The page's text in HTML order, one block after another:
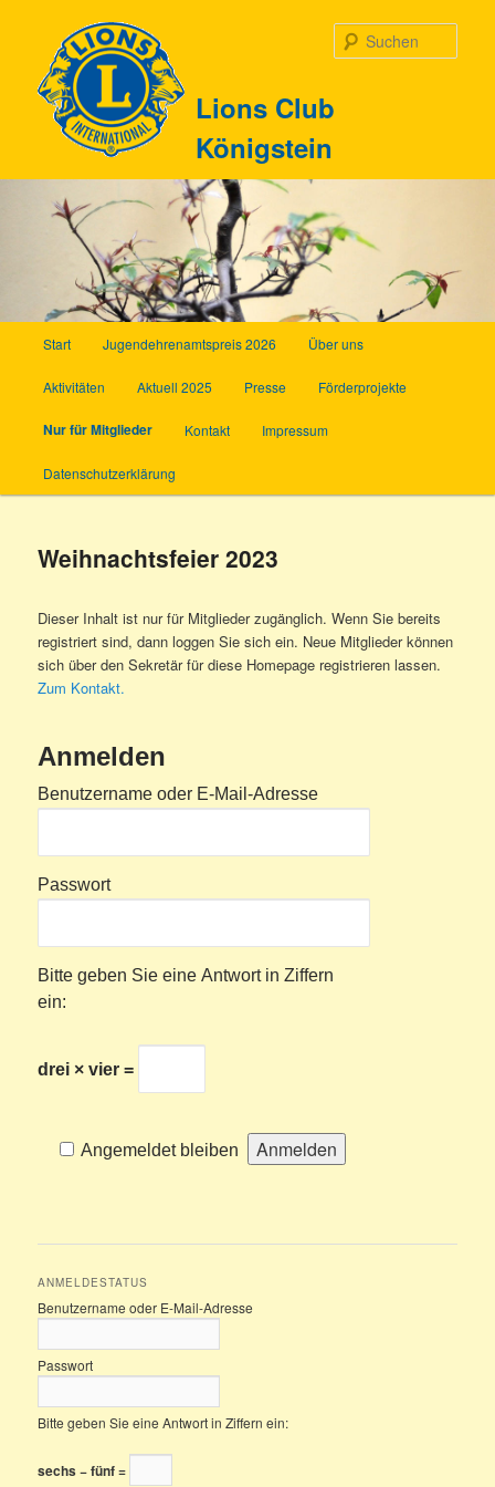
wechseln
Lions Club
Königstein
Start Jugendehrenamtspreis 2026 Über uns
Aktivitäten Aktuell 2025 Presse Förderprojekte
Nur für Mitglieder Kontakt Impressum
Datenschutzerklärung
Weihnachtsfeier 2023
Dieser Inhalt ist nur für Mitglieder zugänglich. Wenn Sie bereits
registriert sind, dann loggen Sie sich ein. Neue Mitglieder können
sich über den Sekretär für diese Homepage registrieren lassen.
Zum Kontakt.
Anmelden
Benutzername oder E-Mail-Adresse
Passwort
Bitte geben Sie eine Antwort in Ziffern
ein:
drei × vier =
Angemeldet bleiben
ANMELDESTATUS
Benutzername oder E-Mail-Adresse
Passwort
Bitte geben Sie eine Antwort in Ziffern ein:
sechs − fünf =